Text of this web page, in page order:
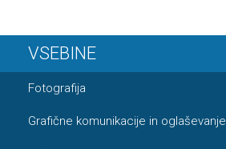
VSEBINE
Fotografija
Grafične komunikacije in oglaševanje